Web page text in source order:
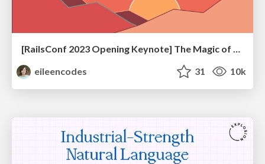
[RailsConf 2023 Opening Keynote] The Magic of Rails
eileencodes
31 10k